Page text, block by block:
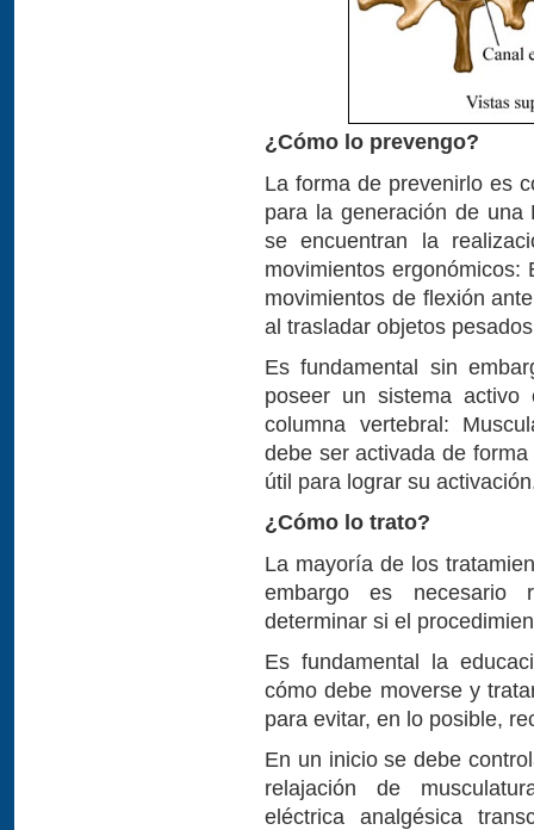
¿Cómo lo prevengo?
La forma de prevenirlo es
para la generación de una
se encuentran la
movimientos ergonómicos:
movimientos de flexión
al trasladar objetos
Es fundamental sin
poseer un sistema
columna vertebral:
debe ser activada de
útil para lograr su
¿Cómo lo trato?
La mayoría de los
embargo es necesario
determinar si el
Es fundamental la
cómo debe moverse y
para evitar, en lo posible,
En un inicio se debe
relajación de
eléctrica analgésica